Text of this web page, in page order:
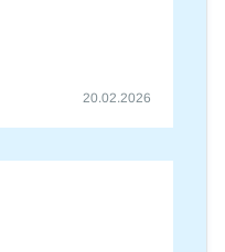
20.02.2026